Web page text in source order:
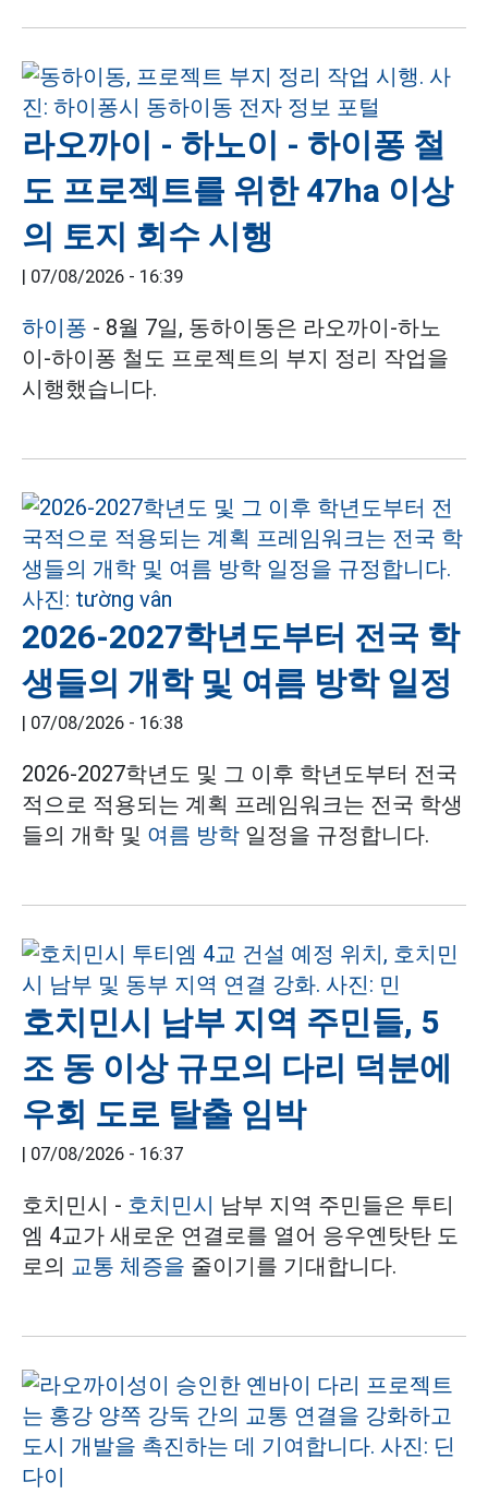
라오까이 - 하노이 - 하이퐁 철
도 프로젝트를 위한 47ha 이상
의 토지 회수 시행
| 07/08/2026 - 16:39
하이퐁 - 8월 7일, 동하이동은 라오까이-하노
이-하이퐁 철도 프로젝트의 부지 정리 작업을
시행했습니다.
2026-2027학년도부터 전국 학
생들의 개학 및 여름 방학 일정
| 07/08/2026 - 16:38
2026-2027학년도 및 그 이후 학년도부터 전국
적으로 적용되는 계획 프레임워크는 전국 학생
들의 개학 및 여름 방학 일정을 규정합니다.
호치민시 남부 지역 주민들, 5
조 동 이상 규모의 다리 덕분에
우회 도로 탈출 임박
| 07/08/2026 - 16:37
호치민시 - 호치민시 남부 지역 주민들은 투티
엠 4교가 새로운 연결로를 열어 응우옌탓탄 도
로의 교통 체증을 줄이기를 기대합니다.